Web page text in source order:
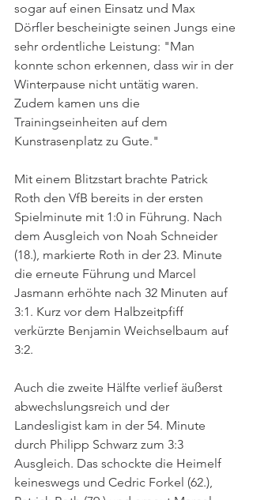
sogar auf einen Einsatz und Max
Dörfler bescheinigte seinen Jungs eine
sehr ordentliche Leistung: "Man
konnte schon erkennen, dass wir in der
Winterpause nicht untätig waren.
Zudem kamen uns die
Trainingseinheiten auf dem
Kunstrasenplatz zu Gute."
Mit einem Blitzstart brachte Patrick
Roth den VfB bereits in der ersten
Spielminute mit 1:0 in Führung. Nach
dem Ausgleich von Noah Schneider
(18.), markierte Roth in der 23. Minute
die erneute Führung und Marcel
Jasmann erhöhte nach 32 Minuten auf
3:1. Kurz vor dem Halbzeitpfiff
verkürzte Benjamin Weichselbaum auf
3:2.
Auch die zweite Hälfte verlief äußerst
abwechslungsreich und der
Landesligist kam in der 54. Minute
durch Philipp Schwarz zum 3:3
Ausgleich. Das schockte die Heimelf
keineswegs und Cedric Forkel (62.),